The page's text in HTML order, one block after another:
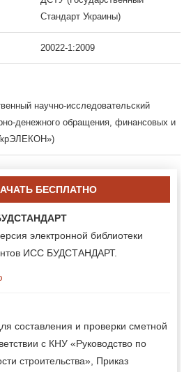
Стандарт Украины)
20022-1:2009
научно-исследовательский
денежного обращения, финансовых и
БЕСПЛАТНО
электронной библиотеки
ИСС БУДСТАНДАРТ.
составления и проверки сметной
с КНУ «Руководство по
строительства», Приказ